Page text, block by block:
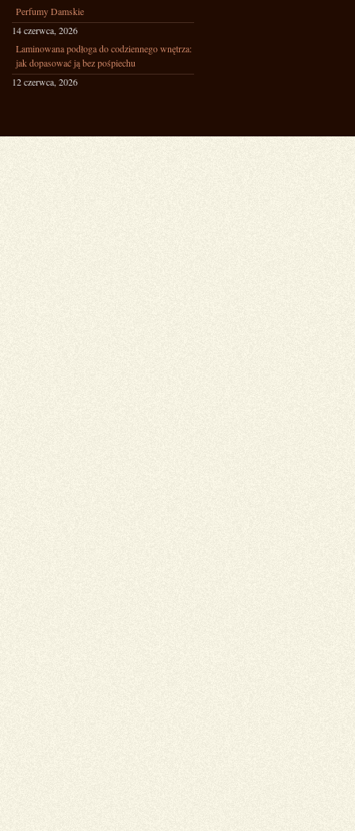
Perfumy Damskie
14 czerwca, 2026
Laminowana podłoga do codziennego wnętrza:
jak dopasować ją bez pośpiechu
12 czerwca, 2026